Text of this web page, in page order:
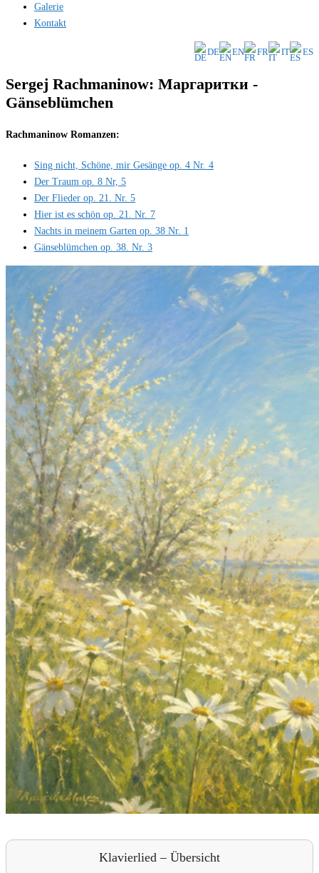
Galerie
Kontakt
DE EN FR IT ES
Sergej Rachmaninow: Маргаритки -
Gänseblümchen
Rachmaninow Romanzen:
Sing nicht, Schöne, mir Gesänge op. 4 Nr. 4
Der Traum op. 8 Nr, 5
Der Flieder op. 21. Nr. 5
Hier ist es schön op. 21. Nr. 7
Nachts in meinem Garten op. 38 Nr. 1
Gänseblümchen op. 38. Nr. 3
Klavierlied – Übersicht